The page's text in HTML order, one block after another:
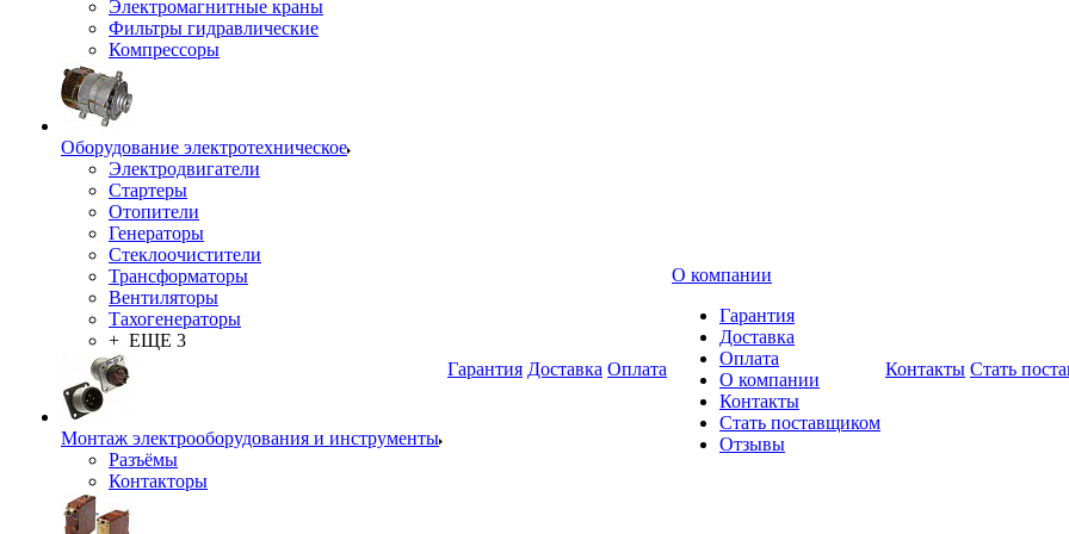
Электромагнитные краны
Фильтры гидравлические
Компрессоры
Оборудование электротехническое
Электродвигатели
Стартеры
Отопители
Генераторы
Стеклоочистители
Трансформаторы
Вентиляторы
Тахогенераторы
+ ЕЩЕ 3
Монтаж электрооборудования и инструменты
Разъёмы
Контакторы
Гарантия Доставка Оплата
О компании
Гарантия
Доставка
Оплата
О компании
Контакты
Стать поставщиком
Отзывы
Контакты Стать